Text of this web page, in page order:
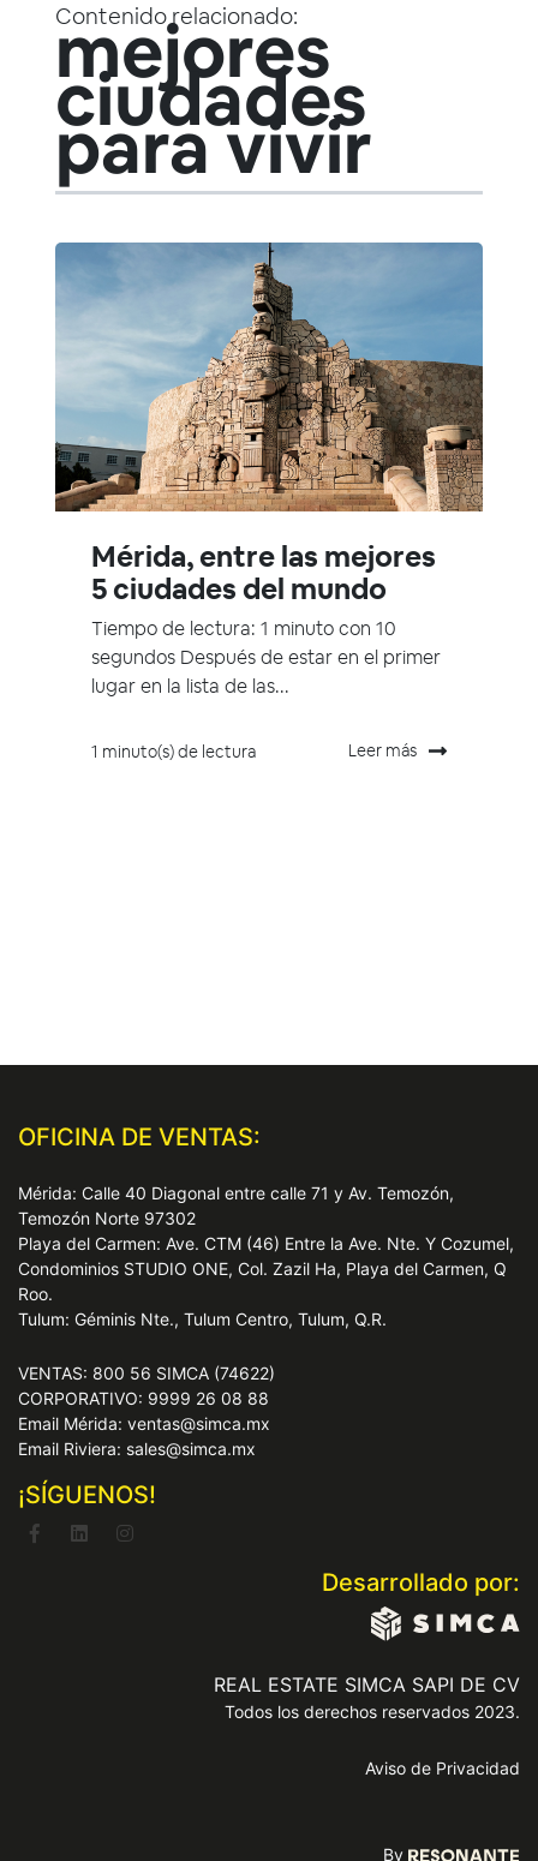
Contenido relacionado:
mejores
ciudades
para vivir
Mérida, entre las mejores
5 ciudades del mundo
Tiempo de lectura: 1 minuto con 10
segundos Después de estar en el primer
lugar en la lista de las...
1 minuto(s) de lectura Leer más
OFICINA DE VENTAS:
Mérida: Calle 40 Diagonal entre calle 71 y Av. Temozón,
Temozón Norte 97302
Playa del Carmen: Ave. CTM (46) Entre la Ave. Nte. Y Cozumel,
Condominios STUDIO ONE, Col. Zazil Ha, Playa del Carmen, Q
Roo.
Tulum: Géminis Nte., Tulum Centro, Tulum, Q.R.
VENTAS: 800 56 SIMCA (74622)
CORPORATIVO: 9999 26 08 88
Email Mérida: ventas@simca.mx
Email Riviera: sales@simca.mx
¡SÍGUENOS!
Desarrollado por:
REAL ESTATE SIMCA SAPI DE CV
Todos los derechos reservados 2023.
Aviso de Privacidad
By